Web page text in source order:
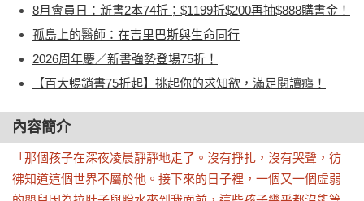
8月會員日：新書2本74折；$1199折$200再抽$888購書金！
孤島上的醫師：在吉里巴斯與生命同行
2026周年慶／新書強勢登場75折！
【百大暢銷書75折起】挑起你的求知欲，滿足閱讀癮！
內容簡介
「那個孩子在深夜凌晨靜靜地走了。沒有掙扎，沒有哭聲，彷
彿知道這個世界不屬於他。接下來的日子裡，一個又一個虛弱